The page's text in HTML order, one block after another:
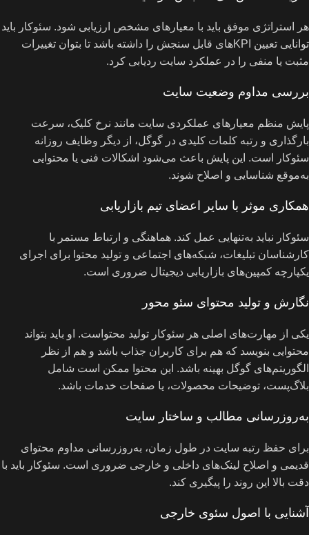
هر استراتژی موفق باید با معیارهای مشخص ارزیابی شود. سئوکار باید
توانایی تعیین KPIهای قابل سنجش را داشته باشد تا بتوان تغییرات
مثبت یا منفی را در عملکرد سایت ردیابی کرد.
بررسی مداوم وضعیت سایت
پایش منظم معیارهای عملکردی سایت مانند نرخ کلیک، سرعت
بارگذاری و رتبه کلمات کلیدی در گوگل، از دیگر وظایف روزانه
سئوکار است. این پایش باعث می‌شود اشکالات فنی یا محتوایی
به‌موقع شناسایی و اصلاح شوند.
همکاری موثر با سایر اعضای تیم بازاریابی
سئوکار نباید به‌تنهایی عمل کند. هماهنگی و ارتباط مستمر با
کارشناسان تبلیغات، شبکه‌های اجتماعی و تولید محتوا برای اجرای
یکپارچه کمپین‌های بازاریابی دیجیتال ضروری است.
نگارش و تولید محتوای سئو محور
یکی از مهارت‌های اصلی هر سئوکار تولید محتواست. او باید بتواند
محتوایی بنویسد که هم برای کاربران جذاب باشد و هم از نظر
الگوریتم‌های گوگل بهینه باشد. این محتوا ممکن است شامل
بلاگ‌پست، توضیحات محصولات، یا صفحات خدمات باشد.
به‌روزرسانی مطالب و ساختار سایت
برای حفظ رتبه سایت در طول زمان، به‌روزرسانی مداوم محتوای
قدیمی و اصلاح لینک‌های داخلی و خارجی ضروری است. سئوکار باید با
دقت بالا این روند را پیگیری کند.
آشنایی با اصول سئوی خارجی